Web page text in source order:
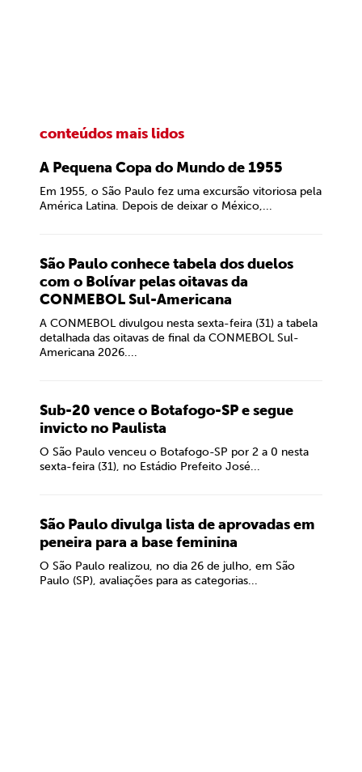
conteúdos mais lidos
A Pequena Copa do Mundo de 1955
Em 1955, o São Paulo fez uma excursão vitoriosa pela
América Latina. Depois de deixar o México,...
São Paulo conhece tabela dos duelos
com o Bolívar pelas oitavas da
CONMEBOL Sul-Americana
A CONMEBOL divulgou nesta sexta-feira (31) a tabela
detalhada das oitavas de final da CONMEBOL Sul-
Americana 2026....
Sub-20 vence o Botafogo-SP e segue
invicto no Paulista
O São Paulo venceu o Botafogo-SP por 2 a 0 nesta
sexta-feira (31), no Estádio Prefeito José...
São Paulo divulga lista de aprovadas em
peneira para a base feminina
O São Paulo realizou, no dia 26 de julho, em São
Paulo (SP), avaliações para as categorias...